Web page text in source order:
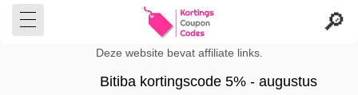
Deze website bevat affiliate links.
Bitiba kortingscode 5% - augustus